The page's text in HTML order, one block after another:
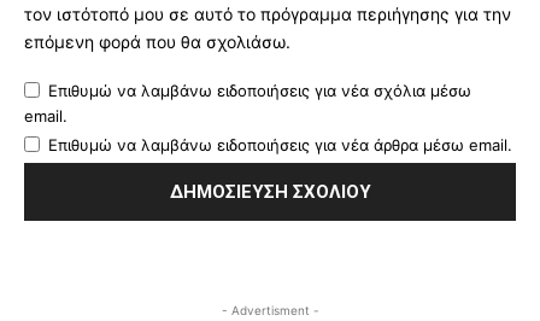
τον ιστότοπό μου σε αυτό το πρόγραμμα περιήγησης για την
επόμενη φορά που θα σχολιάσω.
Επιθυμώ να λαμβάνω ειδοποιήσεις για νέα σχόλια μέσω
email.
Επιθυμώ να λαμβάνω ειδοποιήσεις για νέα άρθρα μέσω email.
- Advertisment -